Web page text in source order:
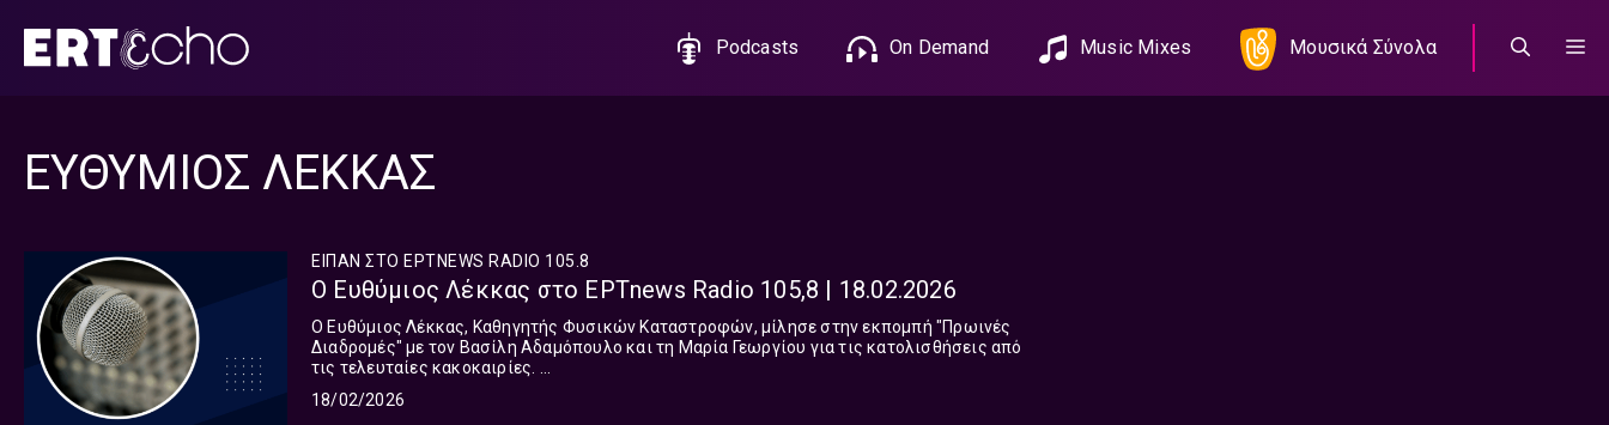
περιεχόμενο
Podcasts On Demand Music Mixes Μουσικά Σύνολα
ΕΥΘΥΜΙΟΣ ΛΕΚΚΑΣ
ΕΊΠΑΝ ΣΤΟ ΕΡΤNEWS RADIO 105.8
Ο Ευθύμιος Λέκκας στο ΕΡΤnews Radio 105,8 | 18.02.2026
Ο Ευθύμιος Λέκκας, Καθηγητής Φυσικών Καταστροφών, μίλησε στην εκπομπή "Πρωινές
Διαδρομές" με τον Βασίλη Αδαμόπουλο και τη Μαρία Γεωργίου για τις κατολισθήσεις από
τις τελευταίες κακοκαιρίες. ...
18/02/2026